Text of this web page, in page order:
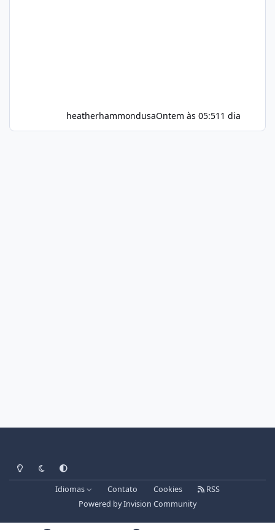
heatherhammondusaOntem às 05:51 1 dia
Light ModeDark ModeSystem Preference
Idiomas Contato Cookies
RSS
Powered byInvision Community